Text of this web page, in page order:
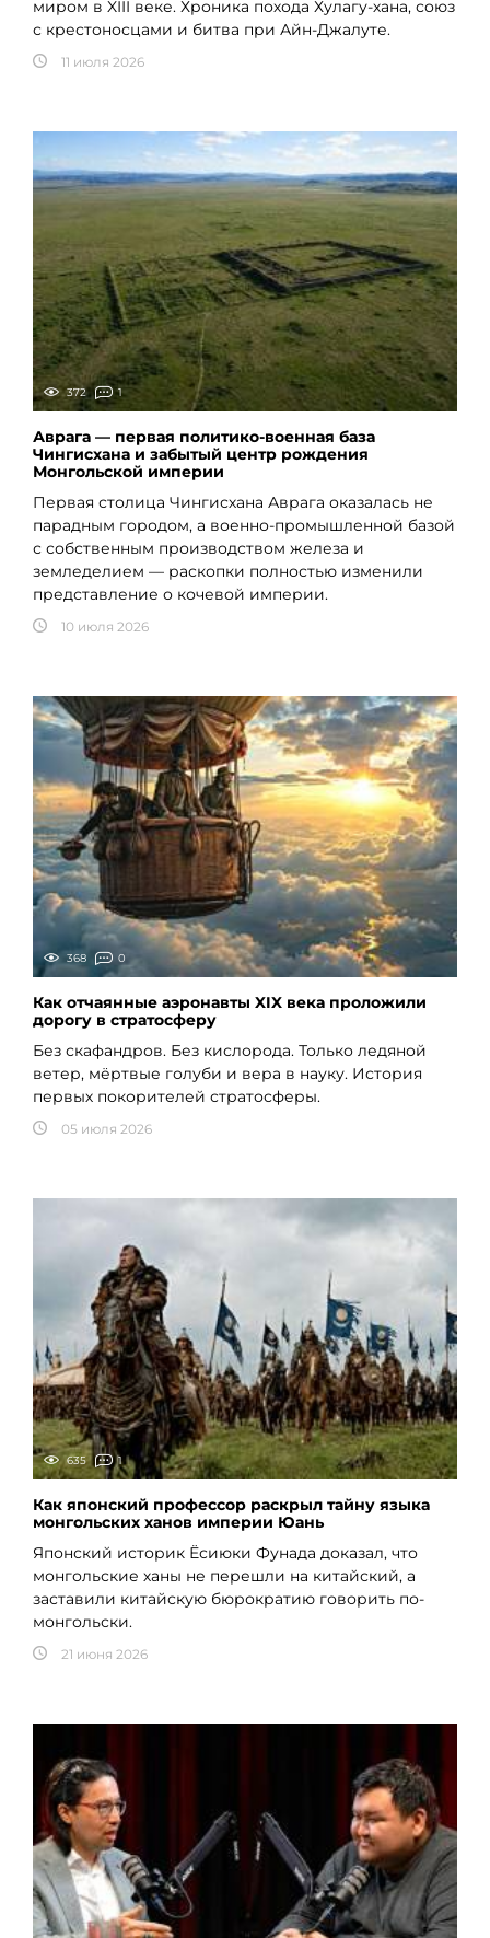
миром в XIII веке. Хроника похода Хулагу-хана, союз
с крестоносцами и битва при Айн-Джалуте.
11 июля 2026
372 1
Аврага — первая политико-военная база
Чингисхана и забытый центр рождения
Монгольской империи
Первая столица Чингисхана Аврага оказалась не
парадным городом, а военно-промышленной базой
с собственным производством железа и
земледелием — раскопки полностью изменили
представление о кочевой империи.
10 июля 2026
368 0
Как отчаянные аэронавты XIX века проложили
дорогу в стратосферу
Без скафандров. Без кислорода. Только ледяной
ветер, мёртвые голуби и вера в науку. История
первых покорителей стратосферы.
05 июля 2026
635 1
Как японский профессор раскрыл тайну языка
монгольских ханов империи Юань
Японский историк Ёсиюки Фунада доказал, что
монгольские ханы не перешли на китайский, а
заставили китайскую бюрократию говорить по-
монгольски.
21 июня 2026